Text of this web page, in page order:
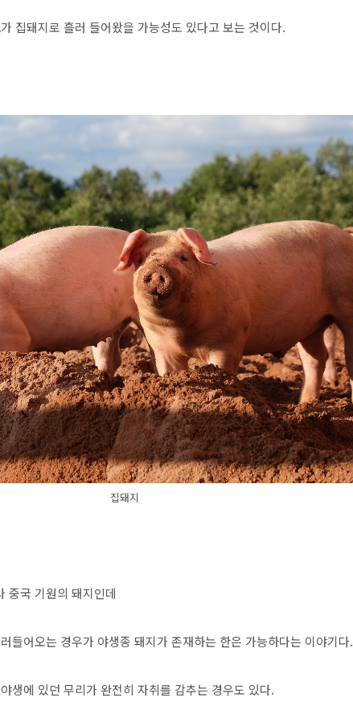
집돼지로 흘러 들어왔을 가능성도 있다고 보는 것이다.
집돼지
중국 기원의 돼지인데
들어오는 경우가 야생종 돼지가 존재하는 한은 가능하다는 이야기다.
생에 있던 무리가 완전히 자취를 감추는 경우도 있다.